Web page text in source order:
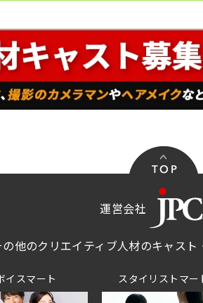
運営会社
の他のクリエイティブ人材のキャス
イスマート スタイリストマー